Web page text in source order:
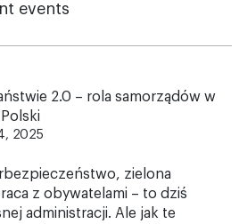
events
2.0 – rola samorządów w
2025
zielona
z obywatelami – to dziś
administracji. Ale jak te